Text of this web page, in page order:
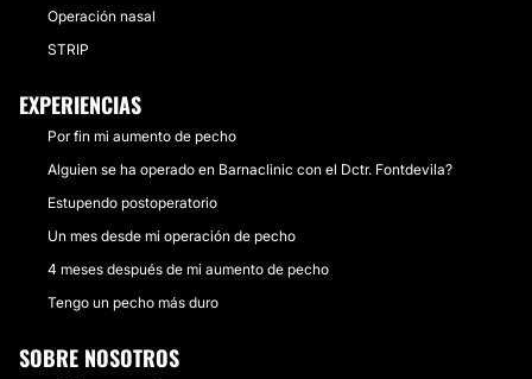
Operación nasal
STRIP
EXPERIENCIAS
Por fin mi aumento de pecho
Alguien se ha operado en Barnaclinic con el Dctr. Fontdevila?
Estupendo postoperatorio
Un mes desde mi operación de pecho
4 meses después de mi aumento de pecho
Tengo un pecho más duro
SOBRE NOSOTROS